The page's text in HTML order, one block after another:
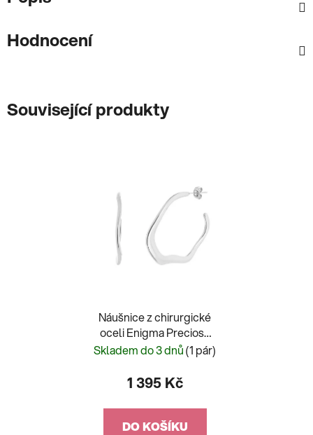
Hodnocení
Související produkty
Náušnice z chirurgické
oceli Enigma Preciosa
7473 00
Skladem do 3 dnů(1 pár)
1 395 Kč
DO KOŠÍKU